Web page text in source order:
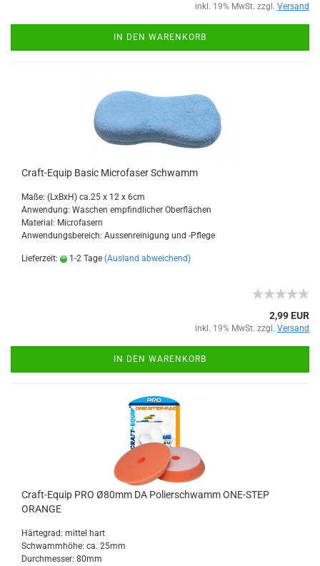
inkl. 19% MwSt. zzgl. Versand
IN DEN WARENKORB
Craft-Equip Basic Microfaser Schwamm
Maße: (LxBxH) ca.25 x 12 x 6cm
Anwendung: Waschen empfindlicher Oberflächen
Material: Microfasern
Anwendungsbereich: Aussenreinigung und -Pflege
Lieferzeit: 1-2 Tage (Ausland abweichend)
2,99 EUR
inkl. 19% MwSt. zzgl. Versand
IN DEN WARENKORB
Craft-Equip PRO Ø80mm DA Polierschwamm ONE-STEP
ORANGE
Härtegrad: mittel hart
Schwammhöhe: ca. 25mm
Durchmesser: 80mm